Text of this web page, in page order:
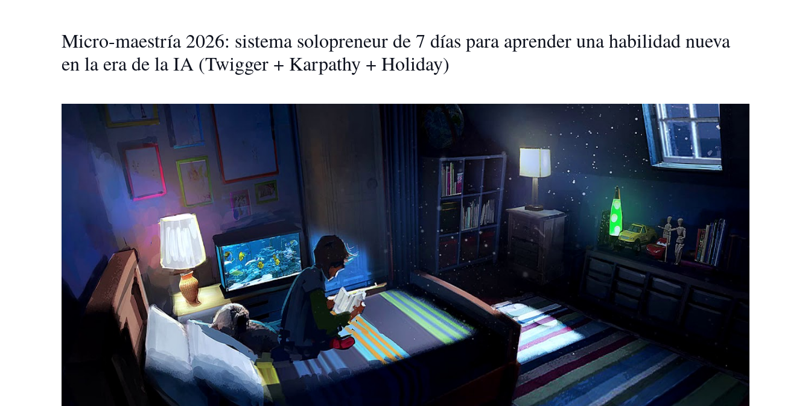
Micro-maestría 2026: sistema solopreneur de 7 días para aprender una habilidad nueva
en la era de la IA (Twigger + Karpathy + Holiday)